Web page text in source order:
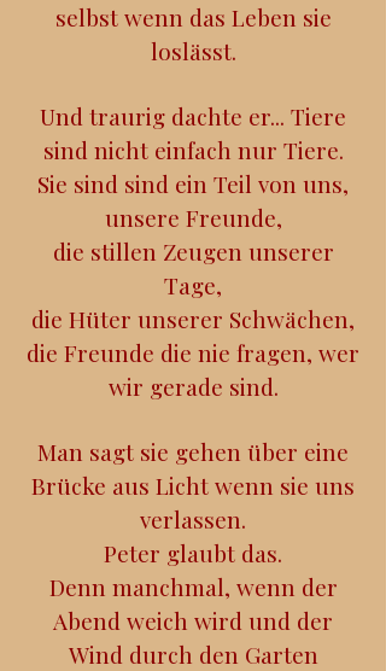
selbst wenn das Leben sie
loslässt.
Und traurig dachte er... Tiere
sind nicht einfach nur Tiere.
Sie sind sind ein Teil von uns,
unsere Freunde,
die stillen Zeugen unserer
Tage,
die Hüter unserer Schwächen,
die Freunde die nie fragen, wer
wir gerade sind.
Man sagt sie gehen über eine
Brücke aus Licht wenn sie uns
verlassen.
Peter glaubt das.
Denn manchmal, wenn der
Abend weich wird und der
Wind durch den Garten